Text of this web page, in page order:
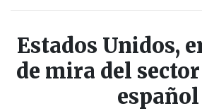
Estados Unidos,
de mira del
español